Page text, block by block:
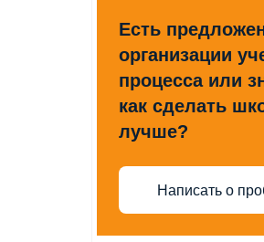
Есть
организации
процесса или
как сделать
лучше?
Написать о